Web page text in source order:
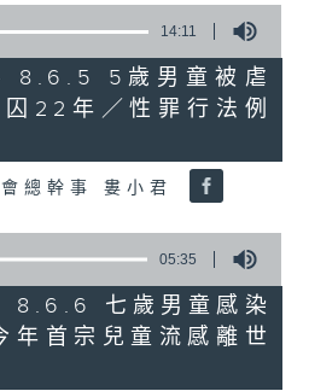
14:11
5歲男童被虐
22年／性罪行法例
總幹事 婁小君
05:35
七歲男童感染
年首宗兒童流感離世